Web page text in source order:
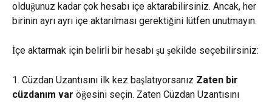
olduğunuz kadar çok hesabı içe aktarabilirsiniz. Ancak, her
birinin ayrı ayrı içe aktarılması gerektiğini lütfen unutmayın.
İçe aktarmak için belirli bir hesabı şu şekilde seçebilirsiniz:
1. Cüzdan Uzantısını ilk kez başlatıyorsanız Zaten bir
cüzdanım var öğesini seçin. Zaten Cüzdan Uzantısını